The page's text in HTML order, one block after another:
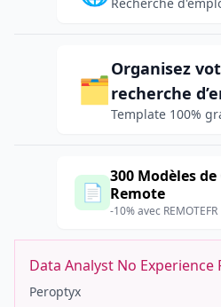
🗂️
Organisez
recherche
Template 100%
📄
300 Modèles de
Remote
-10% avec REMOTEFR
Data Analyst No Experience
Peroptyx